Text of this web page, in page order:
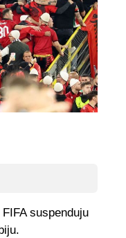
suspenduju